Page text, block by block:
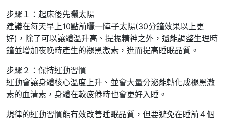
步驟１：起床後先曬太陽
建議在每天早上10點前曬一陣子太陽(30分鐘效果以上更
好)，除了可以讓體溫升高、提振精神之外，還能調整生理時
鐘並增加夜晚時產生的褪黑激素，進而提高睡眠品質。
步驟２：保持運動習慣
運動會讓身體核心溫度上升、並會大量分泌能轉化成褪黑激
素的血清素，身體在較疲倦時也會更好入睡。
規律的運動習慣能有效改善睡眠品質，但要避免在睡前４個